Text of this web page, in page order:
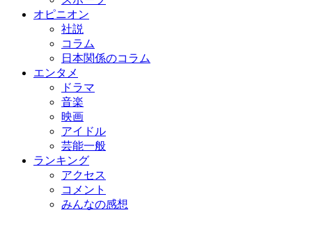
オピニオン
社説
コラム
日本関係のコラム
エンタメ
ドラマ
音楽
映画
アイドル
芸能一般
ランキング
アクセス
コメント
みんなの感想